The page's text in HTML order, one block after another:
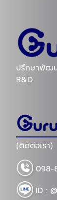
ปรึกษาพัฒ
R&D
(ติดต่อเรา)
098-
ID :